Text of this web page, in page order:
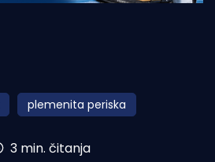
plemenita periska
3 min. čitanja